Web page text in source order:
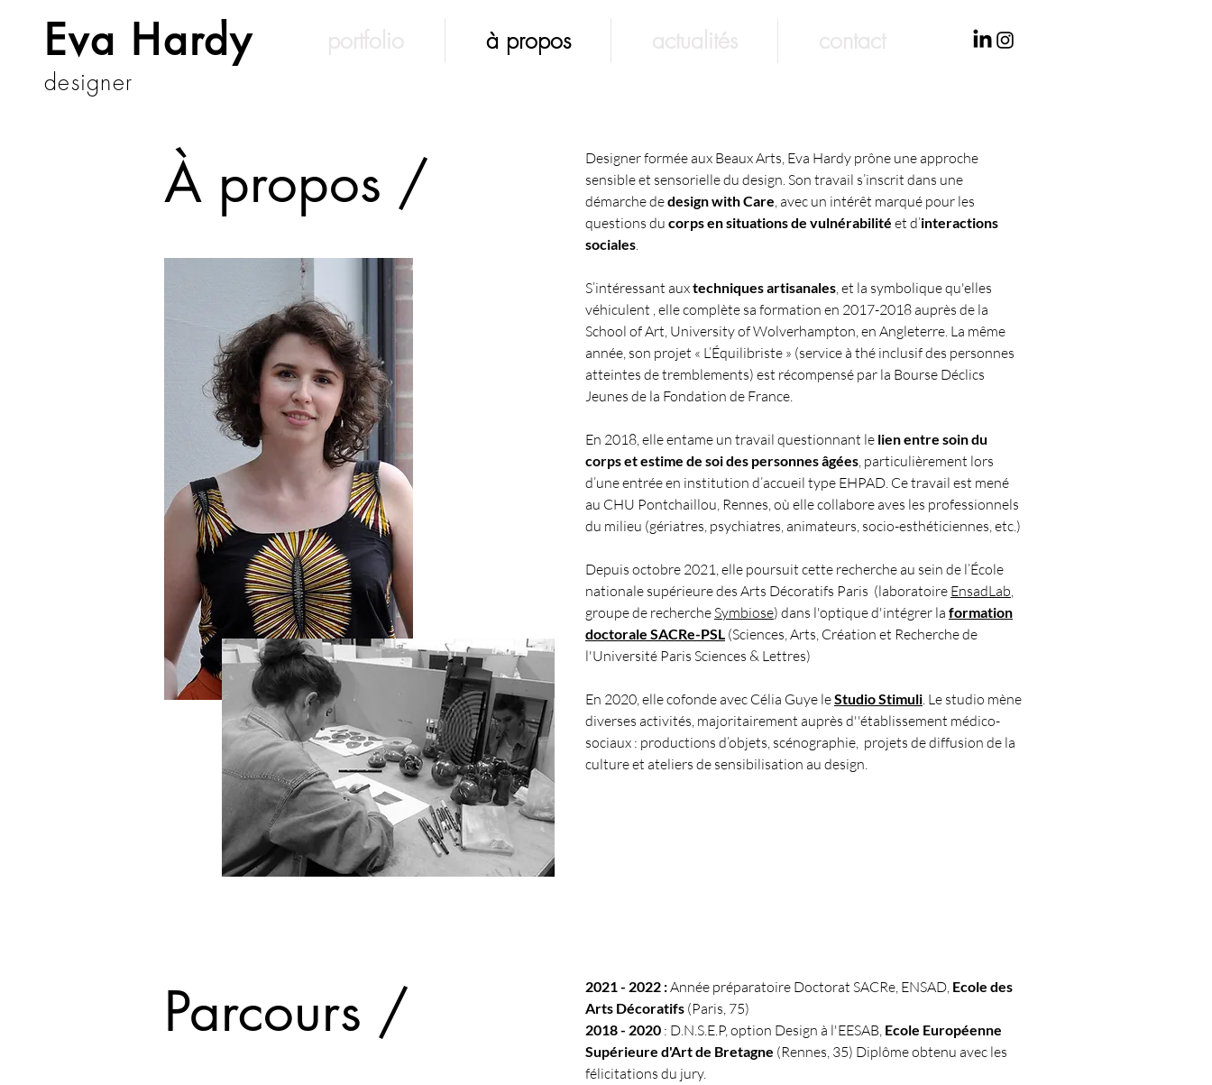
portfolio à propos actualités contact
Eva Hardy
designer
À propos /
Designer formée aux Beaux Arts, Eva Hardy prône une approche
sensible et sensorielle du design. Son travail s’inscrit dans une
démarche dedesign with Care, avec un intérêt marqué pour les
questions du corps en situations de vulnérabilité et d’interactions
sociales.
S’intéressant auxtechniques artisanales, et la symbolique qu'elles
véhiculent , elle complète sa formation en 2017-2018 auprès de la
School of Art, University of Wolverhampton, en Angleterre. La même
année, son projet « L’Équilibriste » (service à thé inclusif des personnes
atteintes de tremblements) est récompensé par la Bourse Déclics
Jeunes de la Fondation de France.
En 2018, elle entame un travail questionnant le lien entre soin du
corps et estime de soi des personnes âgées, particulièrement lors
d’une entrée en institution d’accueil type EHPAD. Ce travail est mené
au CHU Pontchaillou, Rennes, où elle collabore aves les professionnels
du milieu (gériatres, psychiatres, animateurs, socio-esthéticiennes, etc.)
Depuis octobre 2021, elle poursuit cette recherche au sein de l’École
nationale supérieure des Arts Décoratifs Paris (laboratoire EnsadLab,
groupe de rechercheSymbiose) dans l'optique d'intégrer la formation
doctorale SACRe-PSL (Sciences, Arts, Création et Recherche de
l'Université Paris Sciences & Lettres)
En 2020, elle cofonde avec Célia Guye leStudio Stimuli. Le studio mène
diverses activités, majoritairement auprès d''établissement médico-
sociaux : productions d’objets, scénographie, projets de diffusion de la
culture et ateliers de sensibilisation au design.
Parcours / 2021 - 2022 :Année préparatoire Doctorat SACRe, ENSAD, Ecole des
Arts Décoratifs (Paris, 75)
2018 - 2020 : D.N.S.E.P, option Design à l'EESAB, Ecole Européenne
Supérieure d'Art de Bretagne (Rennes, 35) Diplôme obtenu avec les
félicitations du jury.